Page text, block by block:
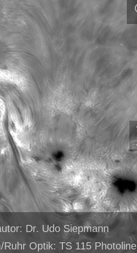
Dr. Udo Siepmann
Optik: TS 115 Photoline